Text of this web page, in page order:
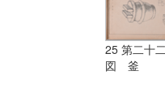
25 第二十
図 釜